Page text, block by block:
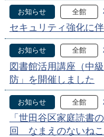
お知らせ 全館
セキュリティ強化に
お知らせ 全館
図書館活用講座（中
防」を開催しました
お知らせ 全館
「世田谷区家庭読書
回 なまえのないねこ